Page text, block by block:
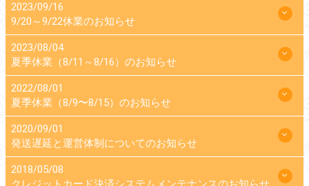
2023/09/16
9/20～9/22休業のお知らせ
2023/08/04
夏季休業（8/11～8/16）のお知らせ
2022/08/01
夏季休業（8/9〜8/15）のお知らせ
2020/09/01
発送遅延と運営体制についてのお知らせ
2018/05/08